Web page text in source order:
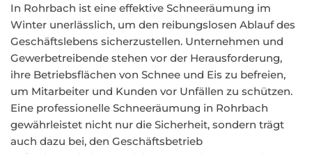
In Rohrbach ist eine effektive Schneeräumung im
Winter unerlässlich, um den reibungslosen Ablauf des
Geschäftslebens sicherzustellen. Unternehmen und
Gewerbetreibende stehen vor der Herausforderung,
ihre Betriebsflächen von Schnee und Eis zu befreien,
um Mitarbeiter und Kunden vor Unfällen zu schützen.
Eine professionelle Schneeräumung in Rohrbach
gewährleistet nicht nur die Sicherheit, sondern trägt
auch dazu bei, den Geschäftsbetrieb